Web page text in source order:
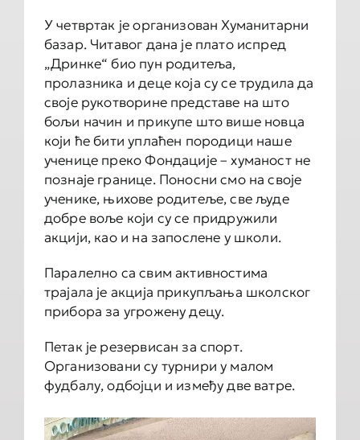
У четвртак је организован Хуманитарни
базар. Читавог дана је плато испред
„Дринке“ био пун родитеља,
пролазника и деце која су се трудила да
своје рукотворине представе на што
бољи начин и прикупе што више новца
који ће бити уплаћен породици наше
ученице преко Фондације – хуманост не
познаје границе. Поносни смо на своје
ученике, њихове родитеље, све људе
добре воље који су се придружили
акцији, као и на запослене у школи.
Паралелно са свим активностима
трајала је акција прикупљања школског
прибора за угрожену децу.
Петак је резервисан за спорт.
Организовани су турнири у малом
фудбалу, одбојци и између две ватре.